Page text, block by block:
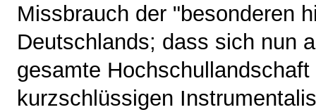
Missbrauch der "besonderen
Deutschlands; dass sich nun
gesamte
kurzschlüssigen